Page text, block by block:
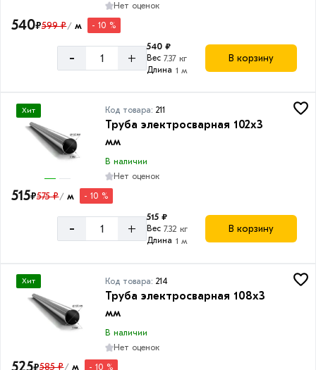
Нет оценок
540₽599 ₽/ м - 10 %
- +
540 ₽
Вес 7.37 кг
Длина 1 м
В корзину
Хит Код товара:211
Труба электросварная 102х3
мм
В наличии
Нет оценок
515₽575 ₽/ м - 10 %
- +
515 ₽
Вес 7.32 кг
Длина 1 м
В корзину
Хит Код товара: 214
Труба электросварная 108х3
мм
В наличии
Нет оценок
525₽585 ₽/ м - 10 %